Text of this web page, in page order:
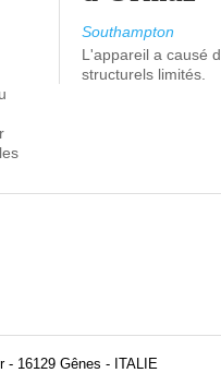
Southampton
L'appareil a causé
structurels limités.
- 16129 Gênes - ITALIE